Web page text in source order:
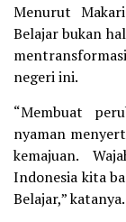
Menurut
Belajar bukan
negeri ini.
“Membuat
nyaman
kemajuan.
Indonesia kita
Belajar,” katanya.